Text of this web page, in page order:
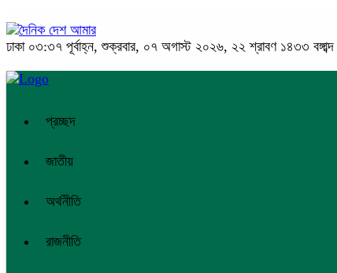
ঢাকা ০৩:৩৭ পূর্বাহ্ন, শুক্রবার, ০৭ অগাস্ট ২০২৬, ২২ শ্রাবণ ১৪৩৩ বঙ্গাব্দ
প্রচ্ছদ
জাতীয়
অর্থনীতি
রাজনীতি